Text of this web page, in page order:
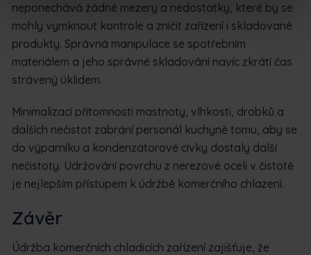
neponechává žádné mezery a nedostatky, které by se
mohly vymknout kontrole a zničit zařízení i skladované
produkty. Správná manipulace se spotřebním
materiálem a jeho správné skladování navíc zkrátí čas
strávený úklidem.
Minimalizací přítomnosti mastnoty, vlhkosti, drobků a
dalších nečistot zabrání personál kuchyně tomu, aby se
do výparníku a kondenzátorové cívky dostaly další
nečistoty. Udržování povrchu z nerezové oceli v čistotě
je nejlepším přístupem k údržbě komerčního chlazení.
Závěr
Údržba komerčních chladicích zařízení zajišťuje, že